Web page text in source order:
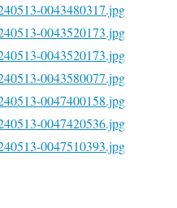
0043480317.jpg
0043520173.jpg
0043520173.jpg
0043580077.jpg
0047400158.jpg
0047420536.jpg
0047510393.jpg